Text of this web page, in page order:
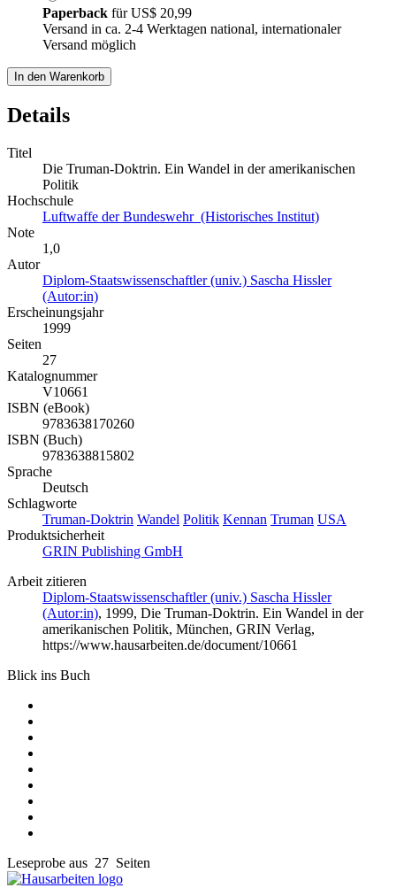
Paperback fürUS$ 20,99
Versand in ca. 2-4 Werktagen national, internationaler
Versand möglich
In den Warenkorb
Details
Titel
Die Truman-Doktrin. Ein Wandel in der amerikanischen
Politik
Hochschule
Luftwaffe der Bundeswehr (Historisches Institut)
Note
1,0
Autor
Diplom-Staatswissenschaftler (univ.) Sascha Hissler
(Autor:in)
Erscheinungsjahr
1999
Seiten
27
Katalognummer
V10661
ISBN (eBook)
9783638170260
ISBN (Buch)
9783638815802
Sprache
Deutsch
Schlagworte
Truman-Doktrin Wandel Politik Kennan Truman USA
Produktsicherheit
GRIN Publishing GmbH
Arbeit zitieren
Diplom-Staatswissenschaftler (univ.) Sascha Hissler
(Autor:in), 1999, Die Truman-Doktrin. Ein Wandel in der
amerikanischen Politik, München, GRIN Verlag,
https://www.hausarbeiten.de/document/10661
Blick ins Buch
Leseprobe aus 27 Seiten